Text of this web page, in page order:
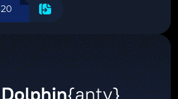
финансами.